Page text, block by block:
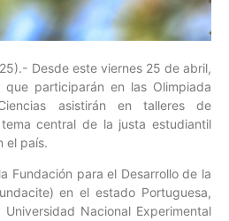
Desde este viernes 25 de abril,
que participarán en las Olimpiada
asistirán en talleres de
central de la justa estudiantil
el país.
Fundación para el Desarrollo de la
en el estado Portuguesa,
Nacional Experimental